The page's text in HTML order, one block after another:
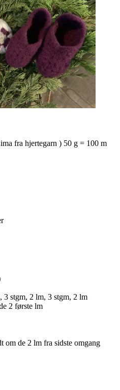
fra hjertegarn ) 50 g = 100 m
3 stgm, 2 lm, 3 stgm, 2 lm
2 første lm
om de 2 lm fra sidste omgang